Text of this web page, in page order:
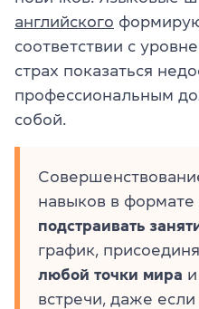
английского
соответствии с
страх показаться
профессиональным
собой.
навыков в
подстраивать
график,
любой точки мира и
встречи, даже